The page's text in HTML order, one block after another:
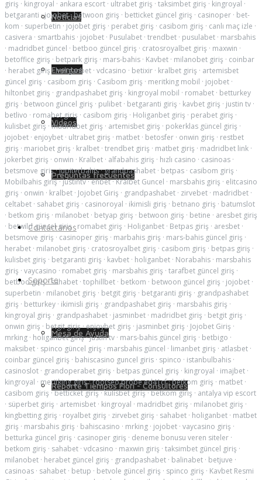
Noticias
Eventos
Videos
Preguntas frecuentes
Contáctanos
Soporte
Mesa de Ayuda
Reporte Tiempos Fiori - Consultores
giriş · kingroyal · ankara escort · ultrabet giriş · taksimbet giriş · kingroyal ·
betgaranti ·jojobet·betwoon giriş · betticket güncel giriş · casinoper · bet-
kom · superbetin · jojobet giriş · perabet giriş · casibom giriş · canlı maç izle ·
casivera · smartbahis · jojobet · Pusulabet · trendbet · pusulabet · marsbahis
· madridbet güncel · betboo güncel giriş · cratosroyalbet giriş · maxwin ·
betoffice giriş · betpark giriş · mars-bahis · Kavbet · milanobet giriş · coinbar
· herabet giriş·holiganbet · vdcasino · betixir · kralbet giriş · artemisbet
güncel giriş · casibom giriş · Casibom giriş · meritking mobil · jojobet ·
hiltonbet giriş · grandpashabet giriş · kingroyal mobil · romabet · betturkey
giriş · betwoon güncel giriş · pulibet · betgaranti giriş · kavbet giriş · justin tv ·
betlivo · romabet giriş · casibom giriş · Holiganbet giriş · perabet giriş ·
kulisbet giriş · madridbet giriş · artemisbet giriş · pokerklas güncel giriş ·
jojobet · enjoybet · ultrabet giriş · matbet · betosfer · onwin giriş · restbet
giriş · mariobet giriş · kralbet · trendbet giriş · matbet giriş · madridbet link ·
jokerbet giriş · onwin · Kralbet · alfabahis giriş · hızlı casino · casinoas ·
betsmove giriş·jupiterbahis·grandpashabet · betpas · casibom giriş ·
Mobilbahis giriş·justintv·enbet·Kralbet Guncel · marsbahis giriş · elitcasino
giriş · onwin · kralbet · Jojobet Giriş · grandpashabet · zirvebet · madridbet ·
celtabet · sahabet giriş · casinoroyal · ikimisli giriş · betnano giriş · batumslot
· betkom giriş · milanobet · betyap giriş · betwoon giriş · betine · aresbet giriş
· betwild güncel giriş·romabet giriş · Holiganbet · Betpas giriş · aresbet ·
betsmove giriş · casinoper giriş · marbahis giriş · mars-bahis güncel giriş ·
herabet · milanobet giriş · cratosroyalbet giriş · casibom giriş · betpas giriş ·
kulisbet giriş · betgaranti giriş · kavbet · holiganbet · Norabahis · marsbahis
giriş · vaycasino · romabet giriş · marsbahis giriş · tarafbet güncel giriş ·
betboo giriş·sahabet · tophillbet · betkom · betwoon güncel giriş · jojobet ·
superbetin · milanobet giriş · betgit giriş · betgaranti giriş · grandpashabet
giriş · betturkey · ikimisli giriş · grandpashabet giriş · marsbahis giriş ·
kingroyal giriş · grandpashabet · jasminbet · madridbet giriş · betgit giriş ·
onwin giriş · betgit giriş·enjoybet giriş · jasminbet giriş · Jojobet Giriş ·
mrking · holiganbet giriş·justin tv · mars-bahis güncel giriş · betbigo ·
maksibet · spinco güncel giriş · marsbahis güncel · limanbet giriş · atlasbet ·
coinbar güncel giriş · bahiscasino guncel giris · spinco · istanbulbahis ·
casinoslot · grandoperabet giriş · betpas güncel giriş · kingroyal · imajbet ·
kingroyal · meritking giriş·rootseo probe ed41cf·betkom giriş · matbet ·
casibom giriş ·betticket giriş·kulisbet giriş·betkom giriş · antalya vip escort
· süperbet giriş · artemisbet · kingroyal · madridbet giriş · milanobet giriş ·
kingbetting giriş · royalbet giriş · zirvebet giriş · sahabet · holiganbet · matbet
giriş · marsbahis giriş · bahiscasino · mrking · jojobet · vaycasino giriş ·
betturka güncel giriş · casinoper giriş · deneme bonusu veren siteler ·
betkom giriş · sahabet · vdcasino · maxwin giriş · taksimbet güncel giriş ·
milanobet · herabet güncel giriş · grandpashabet · balinabet · betjuve ·
casinoas · sahabet · betup · betvole güncel giriş · spinco giriş · Kavbet Resmi